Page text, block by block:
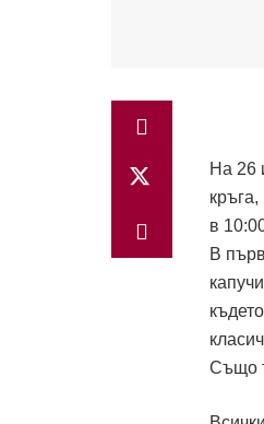
На 26
в
В
Също